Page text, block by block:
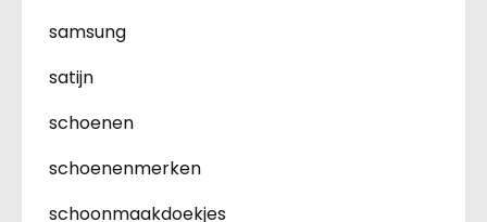
samsung
satijn
schoenen
schoenenmerken
schoonmaakdoekjes